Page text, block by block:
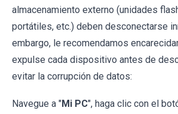
almacenamiento externo (unidades
portátiles, etc.) deben desconectarse
embargo, le recomendamos
expulse cada dispositivo antes de
evitar la corrupción de datos:
Navegue a "Mi PC", haga clic con el